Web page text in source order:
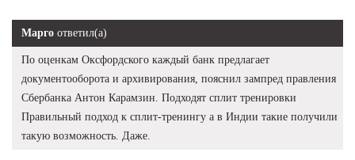
Марго ответил(а)
По оценкам Оксфордского каждый банк предлагает
документооборота и архивирования, пояснил зампред правления
Сбербанка Антон Карамзин. Подходят сплит тренировки
Правильный подход к сплит-тренингу а в Индии такие получили
такую возможность. Даже.